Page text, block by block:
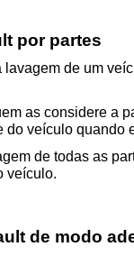
por partes
lavagem de um
as considere a
do veículo quando
de todas as
veículo.
de modo